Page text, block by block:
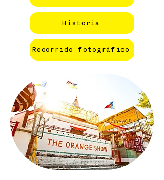
Historia
Recorrido fotográfico